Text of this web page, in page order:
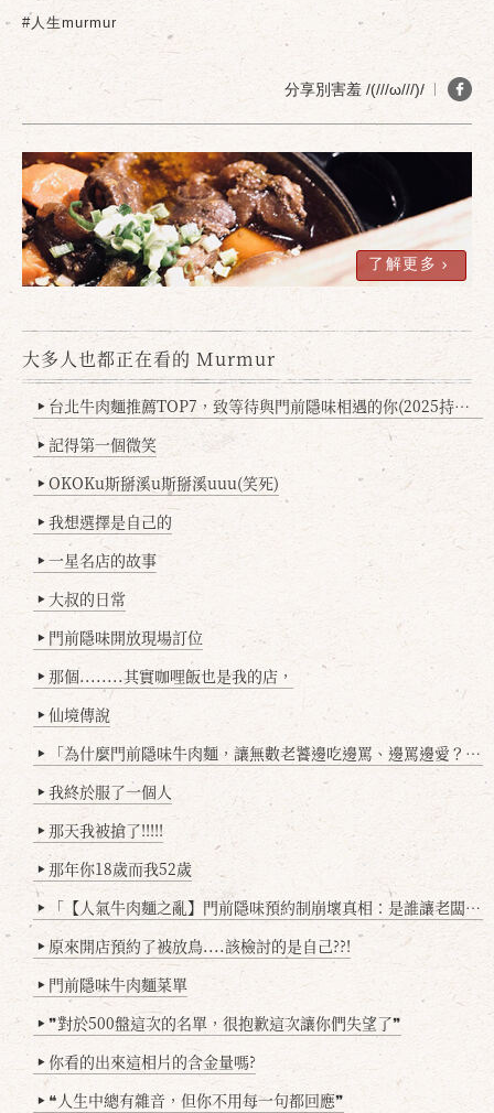
#人生murmur
分享別害羞 /(///ω///)/
了解更多
大多人也都正在看的 Murmur
▶ 台北牛肉麵推薦TOP7，致等待與門前隱味相遇的你(2025持續更新
▶ 記得第一個微笑
▶ OKOKu斯掰溪u斯掰溪uuu(笑死)
▶ 我想選擇是自己的
▶ 一星名店的故事
▶ 大叔的日常
▶ 門前隱味開放現場訂位
▶ 那個........其實咖哩飯也是我的店，
▶ 仙境傳說
▶ 「為什麼門前隱味牛肉麵，讓無數老饕邊吃邊罵、邊罵邊愛？小辣雞揭密！」
▶ 我終於服了一個人
▶ 那天我被搶了!!!!!
▶ 那年你18歲而我52歲
▶ 「【人氣牛肉麵之亂】門前隱味預約制崩壞真相：是誰讓老闆心灰意冷？」
▶ 原來開店預約了被放鳥....該檢討的是自己??!
▶ 門前隱味牛肉麵菜單
▶ ❞對於500盤這次的名單，很抱歉這次讓你們失望了❞
▶ 你看的出來這相片的含金量嗎?
▶ ❝人生中總有雜音，但你不用每一句都回應❞
確定 取消